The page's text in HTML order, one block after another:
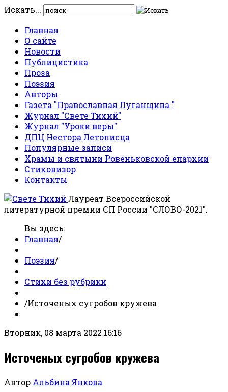
Искать...
Главная
О сайте
Новости
Публицистика
Проза
Поэзия
Авторы
Газета "Православная Луганщина "
Журнал "Свете Тихий"
Журнал "Уроки веры"
ДПЦ Нестора Летописца
Популярные записи
Храмы и святыни Ровеньковской епархии
Стиховизор
Контакты
Лауреат Всероссийской
литературной премии СП России "СЛОВО-2021".
Вы здесь:
Главная/
Поэзия/
Стихи без рубрики
/Источеных сугробов кружева
Вторник, 08 марта 2022 16:16
Источеных сугробов кружева
Автор Альбина Янкова